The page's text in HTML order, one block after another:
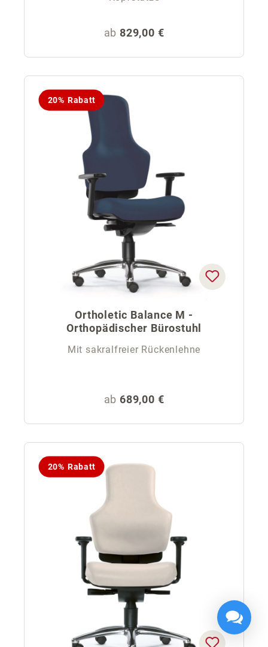
Regulärer Preis:
ab 829,00 €
20% Rabatt
Ortholetic Balance M -
Orthopädischer Bürostuhl
Mit sakralfreier Rückenlehne
Regulärer Preis:
ab 689,00 €
20% Rabatt